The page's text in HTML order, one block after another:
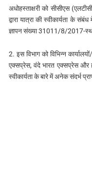
अधोहस्ताक्षरी को सीसीएस
द्वारा यात्रा की स्वीकार्यता के
ज्ञापन संख्या 31011/8/2017-
2. इस विभाग को विभिन्‍न
एक्सप्रेस, वंदे भारत एक्सप्रेस और
स्वीकार्यता के बारे में अनेक संदर्भ